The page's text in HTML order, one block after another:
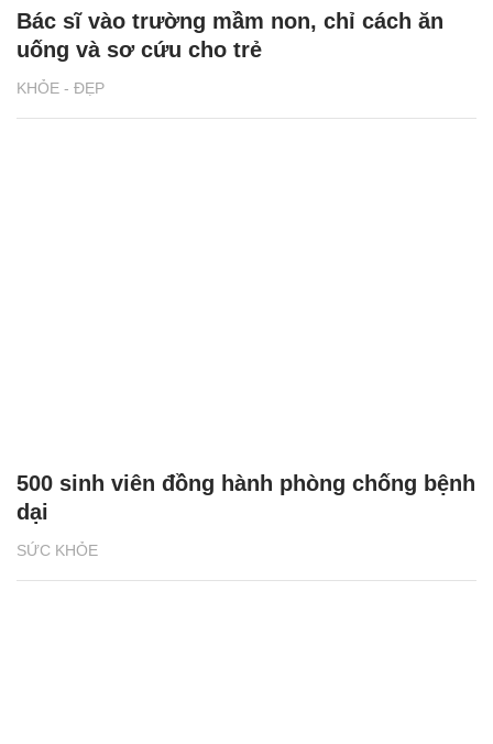
KHỎE - ĐẸP
Bác sĩ vào trường mầm non, chỉ cách ăn
uống và sơ cứu cho trẻ
SỨC KHỎE
500 sinh viên đồng hành phòng chống bệnh
dại